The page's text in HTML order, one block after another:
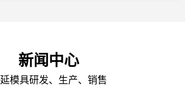
越的模具精品和提供周到、完
新闻中心
模具研发、生产、销售